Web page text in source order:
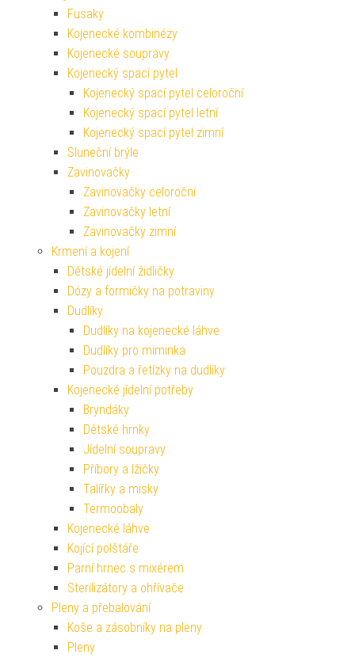
Fusaky
Kojenecké kombinézy
Kojenecké soupravy
Kojenecký spací pytel
Kojenecký spací pytel celoroční
Kojenecký spací pytel letní
Kojenecký spací pytel zimní
Sluneční brýle
Zavinovačky
Zavinovačky celoroční
Zavinovačky letní
Zavinovačky zimní
Krmení a kojení
Dětské jídelní židličky
Dózy a formičky na potraviny
Dudlíky
Dudlíky na kojenecké láhve
Dudlíky pro miminka
Pouzdra a řetízky na dudlíky
Kojenecké jídelní potřeby
Bryndáky
Dětské hrnky
Jídelní soupravy
Příbory a lžičky
Talířky a misky
Termoobaly
Kojenecké láhve
Kojící polštáře
Parní hrnec s mixérem
Sterilizátory a ohřívače
Pleny a přebalování
Koše a zásobníky na pleny
Pleny